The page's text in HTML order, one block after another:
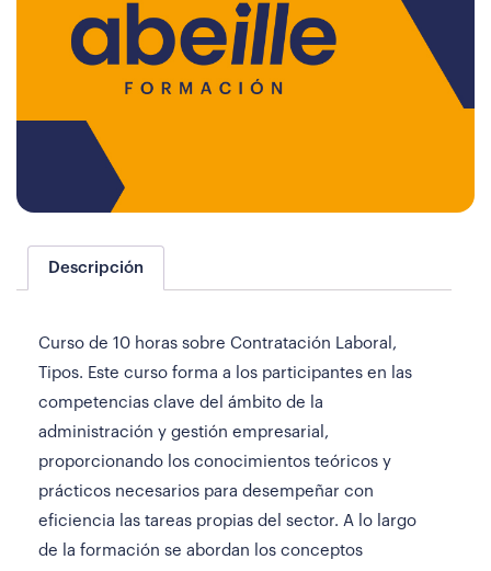
Descripción
Curso de 10 horas sobre Contratación Laboral,
Tipos. Este curso forma a los participantes en las
competencias clave del ámbito de la
administración y gestión empresarial,
proporcionando los conocimientos teóricos y
prácticos necesarios para desempeñar con
eficiencia las tareas propias del sector. A lo largo
de la formación se abordan los conceptos